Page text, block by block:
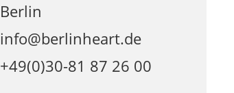
Berlin
info@berlinheart.de
+49(0)30-81 87 26 00